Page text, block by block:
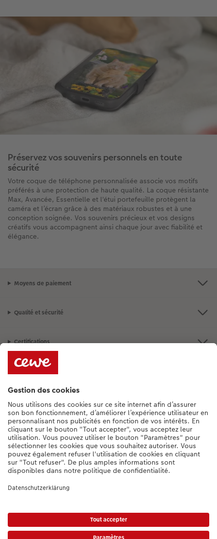
Préservez vos souvenirs personnels en toute
sécurité
Votre coque de téléphone personnalisée associe vos motifs
préférés à une protection de haute qualité. La coque résistante
Max, Avancée, Essentielle et l'étui portefeuille protègent la
caméra et l’écran grâce à des matériaux robustes et à une
conception soignée. Vos souvenirs précieux et vos designs
créatifs vous accompagnent ainsi chaque jour avec fiabilité et
élégance.
Moyens de paiement
Qualité et sécurité
Certifications
Informations légales
Assortiment
[Lu-Ve : 9:00 - 20:00h | Sa : 9.00 - 17:00h | Di : 12.00 - 16:00h]
FR|DE|EN